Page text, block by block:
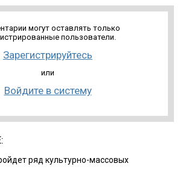
могут оставлять только
пользователи.
Зарегистрируйтесь
или
Войдите в систему
ряд культурно-массовых